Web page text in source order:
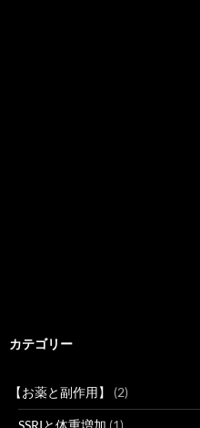
カテゴリー
【お薬と副作用】 (2)
SSRIと体重増加 (1)